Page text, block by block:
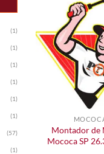
(1)
(1)
(1)
(1)
(1)
(1)
(57)
(1)
Montador de
Mococa SP